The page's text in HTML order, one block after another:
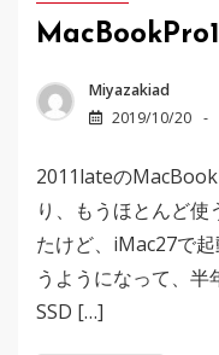
Miyazakiad
2019/10/20
2011lateの
り、もうほとんど
たけど、iMac27で
うようになって、
SSD […]